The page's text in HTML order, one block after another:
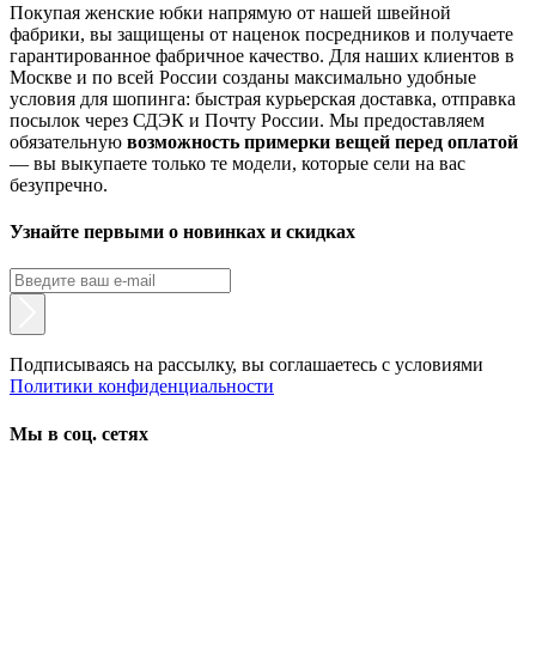
Покупая женские юбки напрямую от нашей швейной
фабрики, вы защищены от наценок посредников и получаете
гарантированное фабричное качество. Для наших клиентов в
Москве и по всей России созданы максимально удобные
условия для шопинга: быстрая курьерская доставка, отправка
посылок через СДЭК и Почту России. Мы предоставляем
обязательную возможность примерки вещей перед оплатой
— вы выкупаете только те модели, которые сели на вас
безупречно.
Узнайте первыми о новинках и скидках
Подписываясь на рассылку, вы соглашаетесь с условиями
Политики конфиденциальности
Мы в соц. сетях